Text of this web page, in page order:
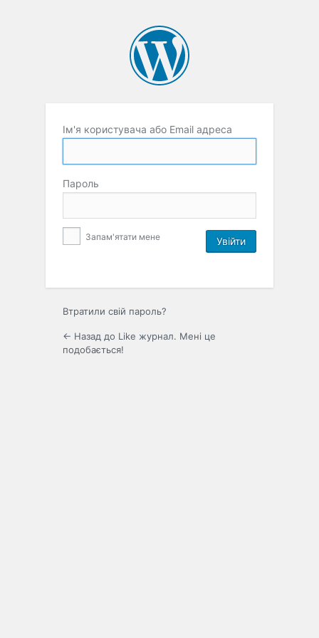
Ім'я користувача або Email адреса
Пароль
Запам'ятати мене
Втратили свій пароль?
← Назад до Like журнал. Мені це
подобається!